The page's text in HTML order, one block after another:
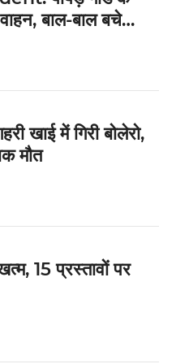
बाल-बाल बचे
खाई में गिरी बोलेरो,
मौत
15 प्रस्तावों पर